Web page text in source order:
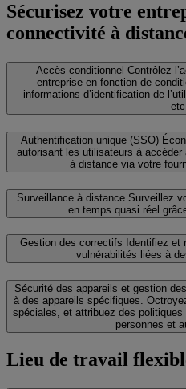
Sécurisez votre
connectivité à
Accès conditionnel Contrôlez
entreprise en fonction de
informations d’identification de
Authentification unique (SSO)
autorisant les utilisateurs à
à distance via votre
Surveillance à distance Surveillez
en temps quasi réel
Gestion des correctifs Identifiez et
vulnérabilités liées à
Sécurité des appareils et gestion
à des appareils spécifiques.
spéciales, et attribuez des
personnes et
Lieu de travail